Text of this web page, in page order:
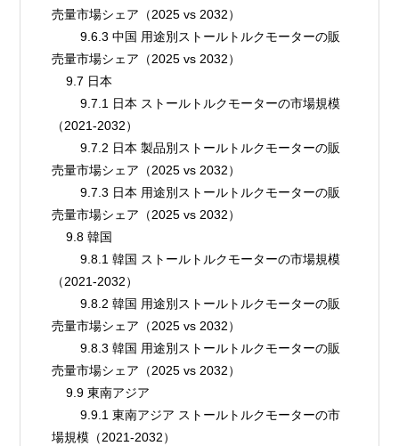
売量市場シェア（2025 vs 2032）
        9.6.3 中国 用途別ストールトルクモーターの販
売量市場シェア（2025 vs 2032）
    9.7 日本
        9.7.1 日本 ストールトルクモーターの市場規模
（2021-2032）
        9.7.2 日本 製品別ストールトルクモーターの販
売量市場シェア（2025 vs 2032）
        9.7.3 日本 用途別ストールトルクモーターの販
売量市場シェア（2025 vs 2032）
    9.8 韓国
        9.8.1 韓国 ストールトルクモーターの市場規模
（2021-2032）
        9.8.2 韓国 用途別ストールトルクモーターの販
売量市場シェア（2025 vs 2032）
        9.8.3 韓国 用途別ストールトルクモーターの販
売量市場シェア（2025 vs 2032）
    9.9 東南アジア
        9.9.1 東南アジア ストールトルクモーターの市
場規模（2021-2032）